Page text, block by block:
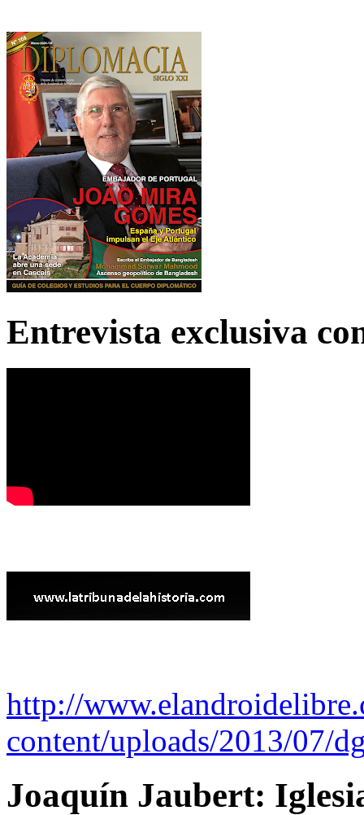
Entrevista exclusiva
http://
content/uploads/2013/07/
Joaquín Jaubert: